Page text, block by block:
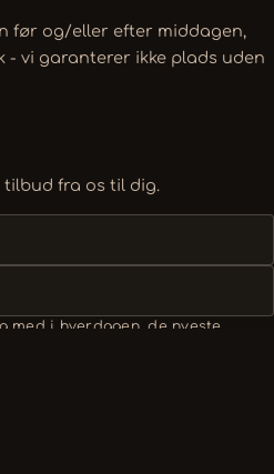
før og/eller efter middagen,
- vi garanterer ikke plads uden
fra os til dig.
med i hverdagen, de nyeste